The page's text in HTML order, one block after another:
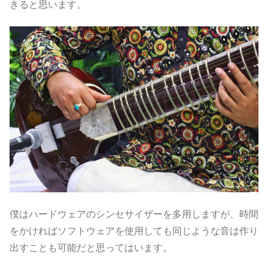
きると思います。
僕はハードウェアのシンセサイザーを多用しますが、時間
をかければソフトウェアを使用しても同じような音は作り
出すことも可能だと思ってはいます。